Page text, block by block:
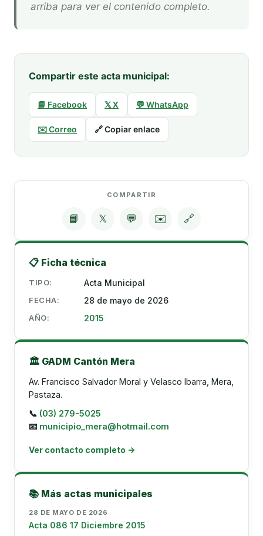
arriba para ver el contenido completo.
Compartir este acta municipal:
📘 Facebook 𝕏 X 💬 WhatsApp
✉️ Correo 🔗 Copiar enlace
COMPARTIR
📘 𝕏 💬 ✉️ 🔗
📋 Ficha técnica
TIPO: Acta Municipal
FECHA: 28 de mayo de 2026
AÑO: 2015
🏛️ GADM Cantón Mera
Av. Francisco Salvador Moral y Velasco Ibarra, Mera,
Pastaza.
📞 (03) 279-5025
📧 municipio_mera@hotmail.com
Ver contacto completo →
📚 Más actas municipales
28 DE MAYO DE 2026
Acta 086 17 Diciembre 2015